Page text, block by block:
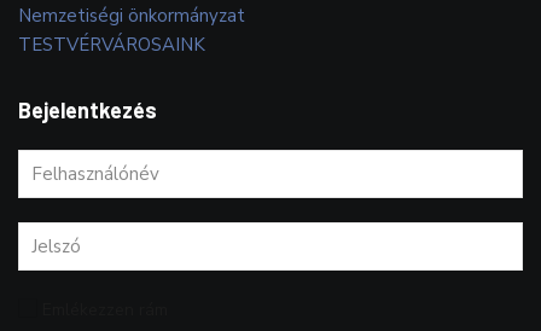
Nemzetiségi önkormányzat
TESTVÉRVÁROSAINK
Bejelentkezés